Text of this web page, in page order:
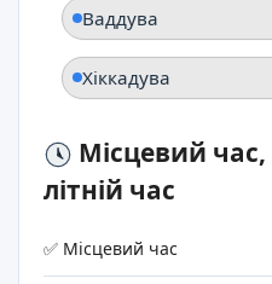
Ваддува
Хіккадува
Місцевий
літній час
✅ Місцевий час